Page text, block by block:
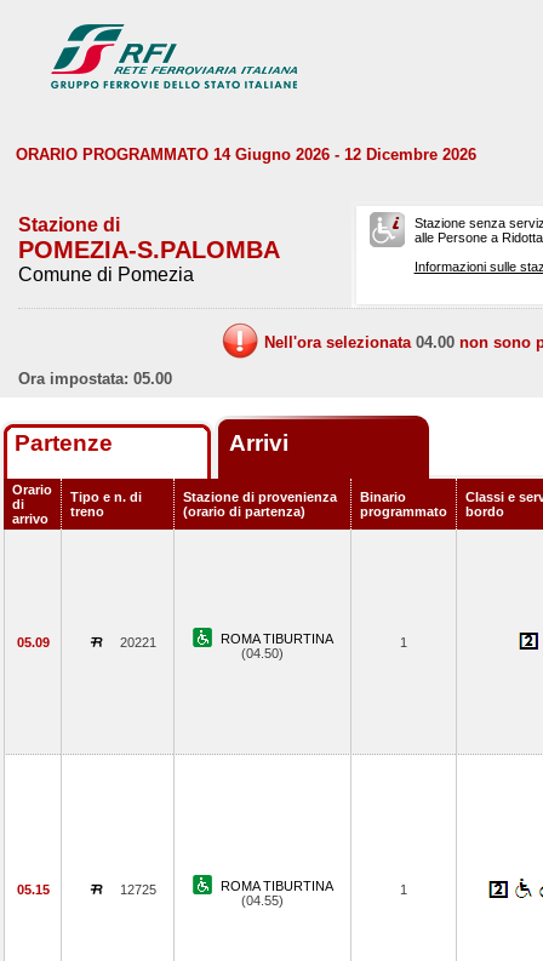
ORARIO PROGRAMMATO 14 Giugno 2026 - 12 Dicembre 2026
Stazione di
POMEZIA-S.PALOMBA
Comune di Pomezia
Stazione senza
alle Persone a
Informazioni sulle
Nell'ora selezionata 04.00 non sono
Ora impostata: 05.00
Partenze Arrivi
Orario
di
arrivo
Tipo e n. di
treno
Stazione di provenienza
(orario di partenza)
Binario
programmato
Classi e
bordo
05.09 20221
ROMA TIBURTINA
(04.50)
1
05.15 12725
ROMA TIBURTINA
(04.55)
1